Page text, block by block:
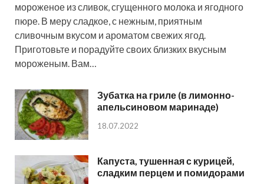
мороженое из сливок, сгущенного молока и ягодного
пюре. В меру сладкое, с нежным, приятным
сливочным вкусом и ароматом свежих ягод.
Приготовьте и порадуйте своих близких вкусным
мороженым. Вам…
Зубатка на гриле (в лимонно-
апельсиновом маринаде)
18.07.2022
Капуста, тушенная с курицей,
сладким перцем и помидорами